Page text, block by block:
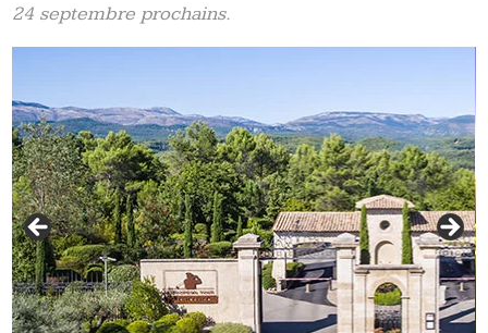
24 septembre prochains.